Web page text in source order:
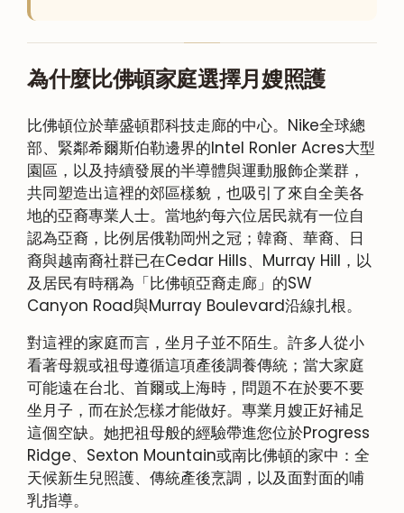
為什麼比佛頓家庭選擇月嫂照護
比佛頓位於華盛頓郡科技走廊的中心。Nike全球總
部、緊鄰希爾斯伯勒邊界的Intel Ronler Acres大型
園區，以及持續發展的半導體與運動服飾企業群，
共同塑造出這裡的郊區樣貌，也吸引了來自全美各
地的亞裔專業人士。當地約每六位居民就有一位自
認為亞裔，比例居俄勒岡州之冠；韓裔、華裔、日
裔與越南裔社群已在Cedar Hills、Murray Hill，以
及居民有時稱為「比佛頓亞裔走廊」的SW
Canyon Road與Murray Boulevard沿線扎根。
對這裡的家庭而言，坐月子並不陌生。許多人從小
看著母親或祖母遵循這項產後調養傳統；當大家庭
可能遠在台北、首爾或上海時，問題不在於要不要
坐月子，而在於怎樣才能做好。專業月嫂正好補足
這個空缺。她把祖母般的經驗帶進您位於Progress
Ridge、Sexton Mountain或南比佛頓的家中：全
天候新生兒照護、傳統產後烹調，以及面對面的哺
乳指導。